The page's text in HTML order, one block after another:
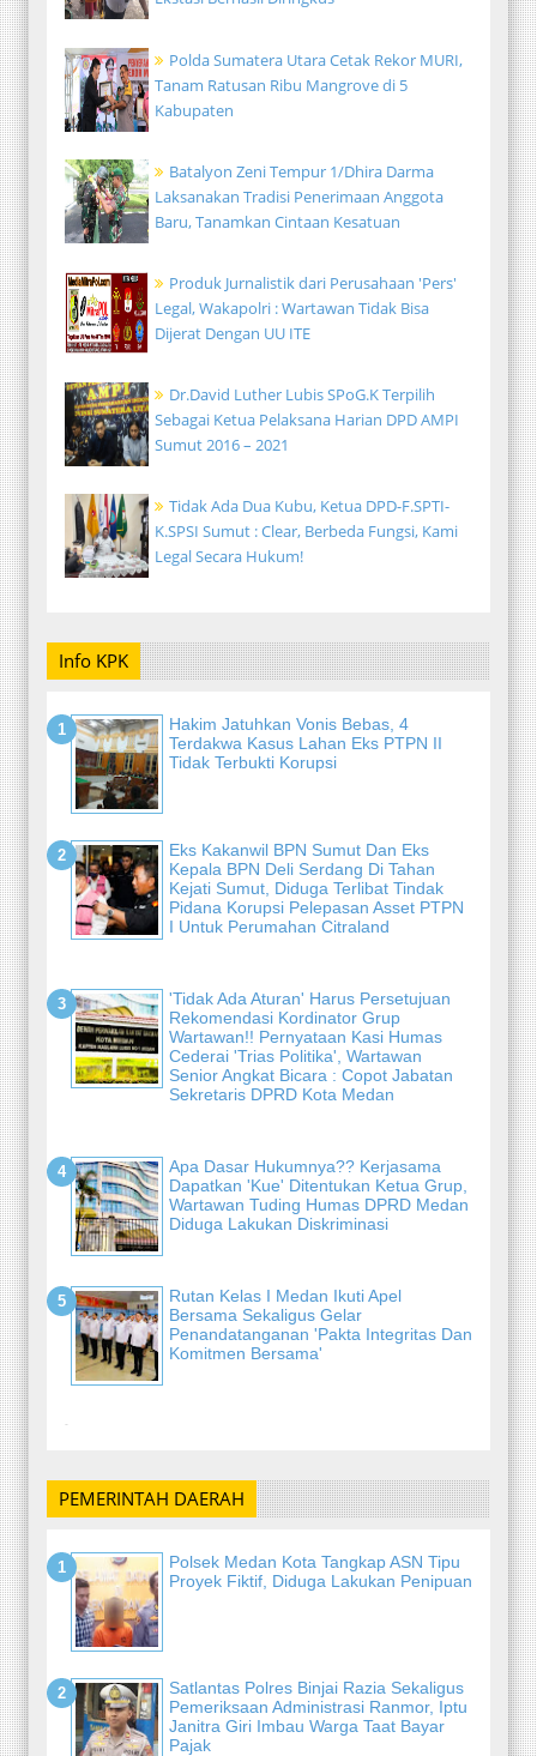
Polda Sumatera Utara Cetak Rekor MURI,
Tanam Ratusan Ribu Mangrove di 5
Kabupaten
Batalyon Zeni Tempur 1/Dhira Darma
Laksanakan Tradisi Penerimaan Anggota
Baru, Tanamkan Cintaan Kesatuan
Produk Jurnalistik dari Perusahaan 'Pers'
Legal, Wakapolri : Wartawan Tidak Bisa
Dijerat Dengan UU ITE
Dr.David Luther Lubis SPoG.K Terpilih
Sebagai Ketua Pelaksana Harian DPD AMPI
Sumut 2016 – 2021
Tidak Ada Dua Kubu, Ketua DPD-F.SPTI-
K.SPSI Sumut : Clear, Berbeda Fungsi, Kami
Legal Secara Hukum!
Info KPK
Hakim Jatuhkan Vonis Bebas, 4
Terdakwa Kasus Lahan Eks PTPN II
Tidak Terbukti Korupsi
Eks Kakanwil BPN Sumut Dan Eks
Kepala BPN Deli Serdang Di Tahan
Kejati Sumut, Diduga Terlibat Tindak
Pidana Korupsi Pelepasan Asset PTPN
I Untuk Perumahan Citraland
'Tidak Ada Aturan' Harus Persetujuan
Rekomendasi Kordinator Grup
Wartawan!! Pernyataan Kasi Humas
Cederai 'Trias Politika', Wartawan
Senior Angkat Bicara : Copot Jabatan
Sekretaris DPRD Kota Medan
Apa Dasar Hukumnya?? Kerjasama
Dapatkan 'Kue' Ditentukan Ketua Grup,
Wartawan Tuding Humas DPRD Medan
Diduga Lakukan Diskriminasi
Rutan Kelas I Medan Ikuti Apel
Bersama Sekaligus Gelar
Penandatanganan 'Pakta Integritas Dan
Komitmen Bersama'
-
PEMERINTAH DAERAH
Polsek Medan Kota Tangkap ASN Tipu
Proyek Fiktif, Diduga Lakukan Penipuan
Satlantas Polres Binjai Razia Sekaligus
Pemeriksaan Administrasi Ranmor, Iptu
Janitra Giri Imbau Warga Taat Bayar
Pajak